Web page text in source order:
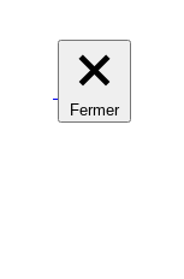
Fermer